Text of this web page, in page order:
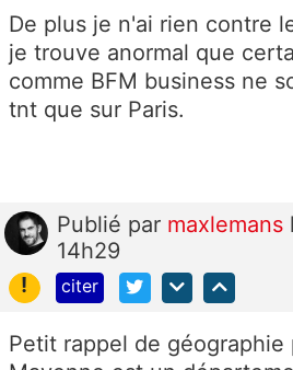
De plus je n'ai rien contre
je trouve anormal que
comme BFM business ne
tnt que sur Paris.
Publié par maxlemans
14h29
!
citer
Petit rappel de géographie